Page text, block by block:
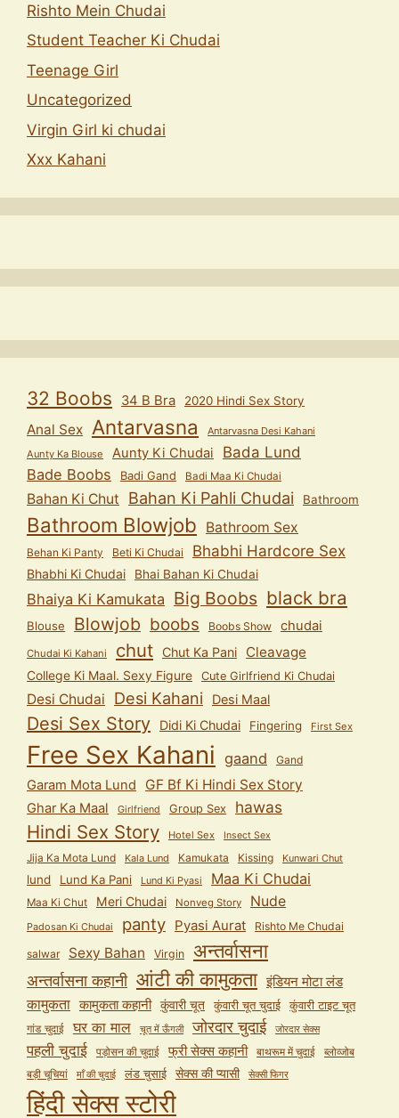
Rishto Mein Chudai
Student Teacher Ki Chudai
Teenage Girl
Uncategorized
Virgin Girl ki chudai
Xxx Kahani
32 Boobs 34 B Bra 2020 Hindi Sex Story
Anal Sex Antarvasna
Antarvasna Desi Kahani
Aunty Ka Blouse
Aunty Ki Chudai
Bada Lund
Bade Boobs
Badi Gand Badi Maa Ki Chudai
Bahan Ki Chut Bahan Ki Pahli Chudai Bathroom
Bathroom Blowjob Bathroom Sex
Behan Ki Panty Beti Ki Chudai Bhabhi Hardcore Sex
Bhabhi Ki Chudai Bhai Bahan Ki Chudai
Bhaiya Ki Kamukata Big Boobs black bra
Blouse Blowjob boobs Boobs Show chudai
Chudai Ki Kahani chut Chut Ka Pani Cleavage
College Ki Maal. Sexy Figure Cute Girlfriend Ki Chudai
Desi Chudai Desi Kahani Desi Maal
Desi Sex Story Didi Ki Chudai Fingering First Sex
Free Sex Kahani gaand Gand
Garam Mota Lund GF Bf Ki Hindi Sex Story
Ghar Ka Maal Girlfriend Group Sex hawas
Hindi Sex Story Hotel Sex Insect Sex
Jija Ka Mota Lund Kala Lund Kamukata Kissing Kunwari Chut
lund Lund Ka Pani Lund Ki Pyasi Maa Ki Chudai
Maa Ki Chut Meri Chudai Nonveg Story Nude
Padosan Ki Chudai panty Pyasi Aurat Rishto Me Chudai
salwar Sexy Bahan Virgin अन्तर्वासना
अन्तर्वासना कहानी आंटी की कामुकता इंडियन मोटा लंड
कामुकता कामुकता कहानी कुंवारी चूत कुंवारी चूत चुदाई कुंवारी टाइट चूत
गांड चुदाई घर का माल चूत में ऊँगली जोरदार चुदाई जोरदार सेक्स
पहली चुदाई पड़ोसन की चुदाई फ्री सेक्स कहानी बाथरूम में चुदाई
ब्लोव्जोब
बड़ी चूचियां
माँ की चुदाई लंड चुसाई सेक्स की प्यासी सेक्सी फिगर
हिंदी सेक्स स्टोरी